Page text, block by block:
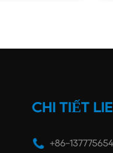
CHI TIẾT
+86-